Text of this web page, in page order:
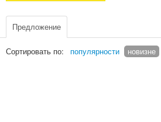
Предложение
Сортировать по: популярности новизне